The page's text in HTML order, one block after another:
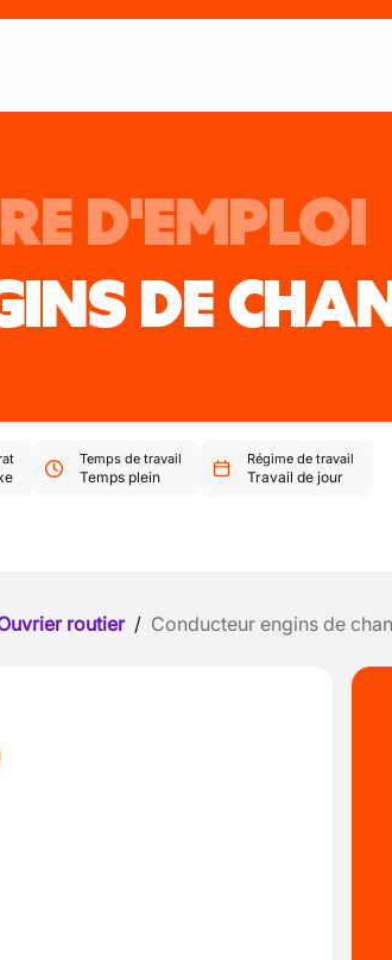
D'EMPLOI
DE
Temps de travail
Temps plein
Régime de travail
Travail de jour
routier / Conducteur engins de